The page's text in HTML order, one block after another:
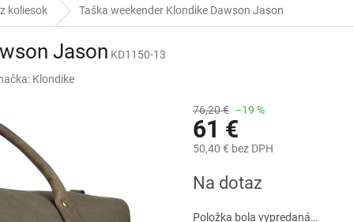
koliesok Taška weekender Klondike Dawson Jason
Jason KD1150-13
Klondike
76,20 € –19 %
61 €
50,40 € bez DPH
cena:
Na dotaz
Položka bola vypredaná…